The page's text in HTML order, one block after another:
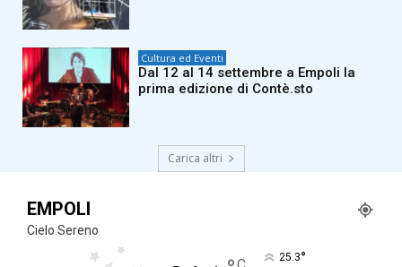
Cultura ed Eventi
Dal 12 al 14 settembre a Empoli la
prima edizione di Contè.sto
Carica altri
EMPOLI
Cielo Sereno
25.3°